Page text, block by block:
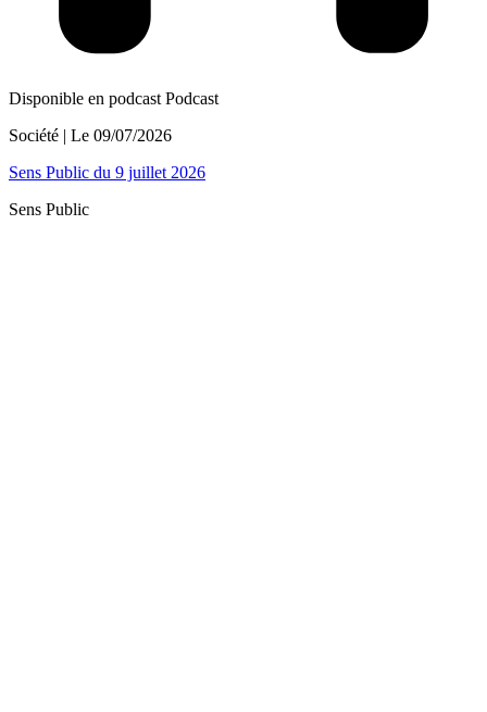
Disponible en podcast Podcast
Société | Le 09/07/2026
Sens Public du 9 juillet 2026
Sens Public